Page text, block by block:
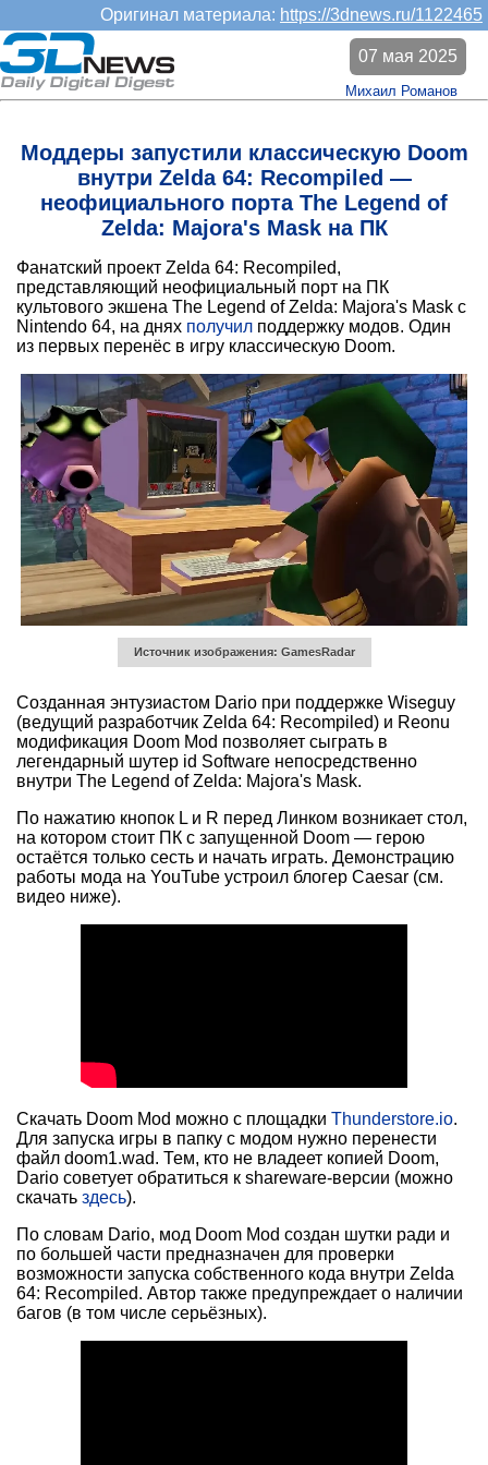
Оригинал материала: https://3dnews.ru/1122465
Моддеры запустили классическую Doom
внутри Zelda 64: Recompiled —
неофициального порта The Legend of
Zelda: Majora's Mask на ПК
07 мая 2025
Михаил Романов
Фанатский проект Zelda 64: Recompiled,
представляющий неофициальный порт на ПК
культового экшена The Legend of Zelda: Majora's Mask с
Nintendo 64, на днях получил поддержку модов. Один
из первых перенёс в игру классическую Doom.
Источник изображения: GamesRadar
Созданная энтузиастом Dario при поддержке Wiseguy
(ведущий разработчик Zelda 64: Recompiled) и Reonu
модификация Doom Mod позволяет сыграть в
легендарный шутер id Software непосредственно
внутри The Legend of Zelda: Majora's Mask.
По нажатию кнопок L и R перед Линком возникает стол,
на котором стоит ПК с запущенной Doom — герою
остаётся только сесть и начать играть. Демонстрацию
работы мода на YouTube устроил блогер Caesar (см.
видео ниже).
Скачать Doom Mod можно с площадки Thunderstore.io.
Для запуска игры в папку с модом нужно перенести
файл doom1.wad. Тем, кто не владеет копией Doom,
Dario советует обратиться к shareware-версии (можно
скачать здесь).
По словам Dario, мод Doom Mod создан шутки ради и
по большей части предназначен для проверки
возможности запуска собственного кода внутри Zelda
64: Recompiled. Автор также предупреждает о наличии
багов (в том числе серьёзных).